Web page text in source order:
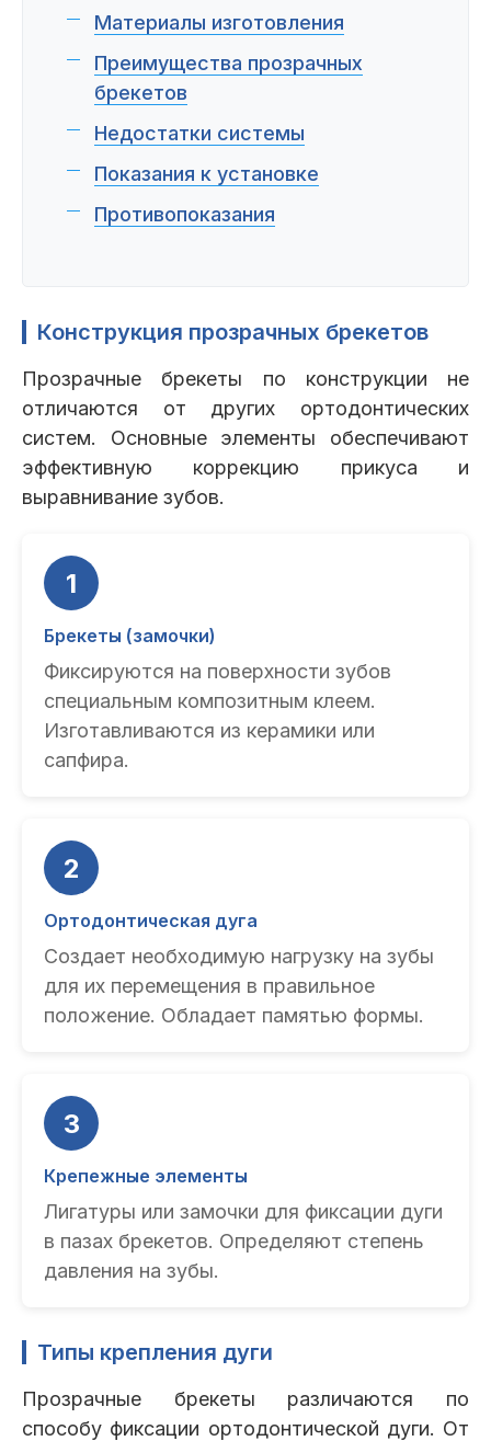
Сотрудники Контакты
Материалы изготовления
Преимущества прозрачных
брекетов
Недостатки системы
Показания к установке
Противопоказания
Конструкция прозрачных брекетов
Прозрачные брекеты по конструкции не
отличаются от других ортодонтических
систем. Основные элементы обеспечивают
эффективную коррекцию прикуса и
выравнивание зубов.
1
Брекеты (замочки)
Фиксируются на поверхности зубов
специальным композитным клеем.
Изготавливаются из керамики или
сапфира.
2
Ортодонтическая дуга
Создает необходимую нагрузку на зубы
для их перемещения в правильное
положение. Обладает памятью формы.
3
Крепежные элементы
Лигатуры или замочки для фиксации дуги
в пазах брекетов. Определяют степень
давления на зубы.
Типы крепления дуги
Прозрачные брекеты различаются по
способу фиксации ортодонтической дуги. От